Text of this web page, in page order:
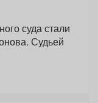
суда стали
Судьей